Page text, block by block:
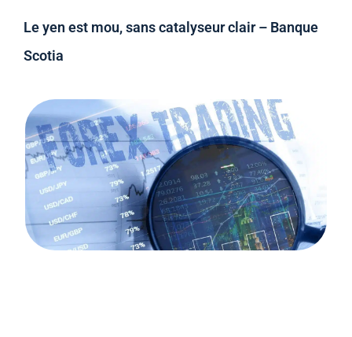
Le yen est mou, sans catalyseur clair – Banque
Scotia